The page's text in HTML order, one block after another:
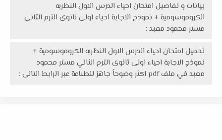
بيانات و تفاصيل امتحان احياء الدرس الاول النظريه
الكروموسومية + نموذج الاجابة احياء اولى ثانوى الترم الثاني
مستر محمود معبد :
تحميل امتحان احياء الدرس الاول النظريه الكروموسومية +
نموذج الاجابة احياء اولى ثانوى الترم الثاني مستر محمود
معبد في ملف pdf اكثر وضوحاً جاهز للطباعة عبر الرابط التالى :